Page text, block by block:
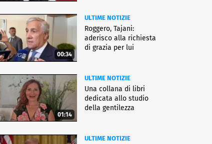
00:34
ULTIME NOTIZIE
Roggero, Tajani:
aderisco alla richiesta
di grazia per lui
01:14
ULTIME NOTIZIE
Una collana di libri
dedicata allo studio
della gentilezza
ULTIME NOTIZIE